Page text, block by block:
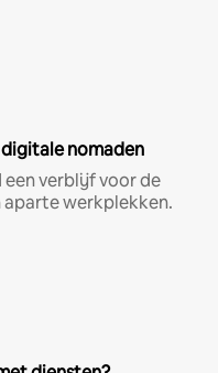
nomaden
een verblijf voor de
aparte werkplekken.